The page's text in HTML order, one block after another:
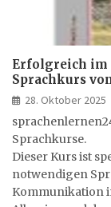
Erfolgreich im
Sprachkurs
28. Oktober 2025
Sprachkurse.
Dieser Kurs ist
notwendigen
Kommunikation